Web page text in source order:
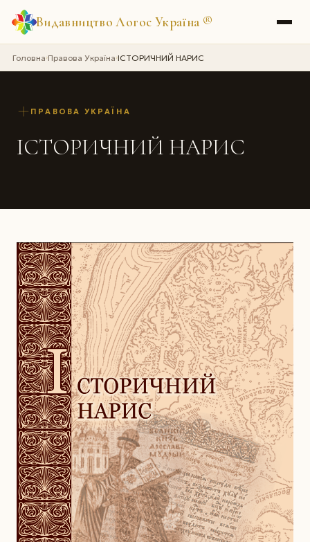
Видавництво Логос Україна ®
Головна›Правова Україна›ІСТОРИЧНИЙ НАРИС
ПРАВОВА УКРАЇНА
ІСТОРИЧНИЙ НАРИС